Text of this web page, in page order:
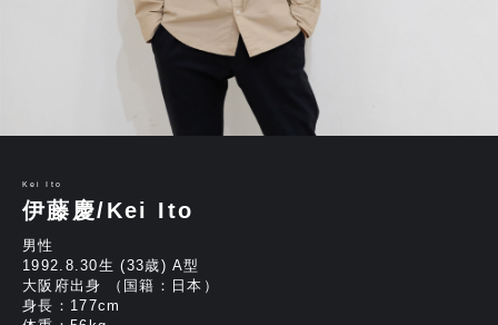
Kei Ito
伊藤慶/Kei Ito
男性
1992.8.30生 (33歳) A型
大阪府出身 （国籍：日本）
身長：177cm